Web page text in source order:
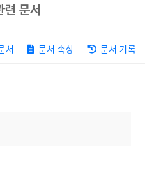
련 문서
서 문서 속성 문서 기록